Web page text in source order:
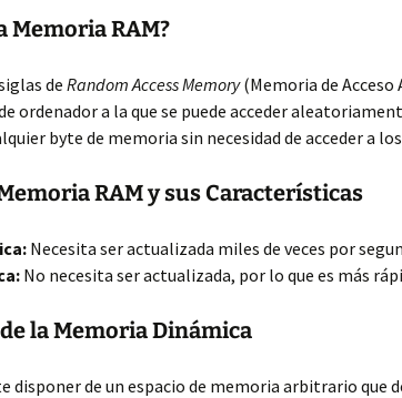
Memoria RAM?
deRandom Access Memory(Memoria de
ordenador a la que se puede acceder
byte de memoria sin necesidad de acceder a
RAM y sus Características
Necesita ser actualizada miles de veces por
No necesita ser actualizada, por lo que es más
la Memoria Dinámica
disponer de un espacio de memoria arbitrario que